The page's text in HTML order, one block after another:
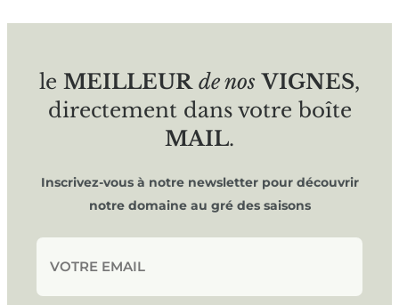
le MEILLEUR de nos VIGNES,
directement dans votre boîte
MAIL.
Inscrivez-vous à notre newsletter pour découvrir
notre domaine au gré des saisons